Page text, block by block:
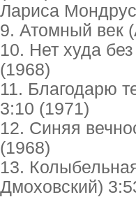
Лариса Мондрус
9. Атомный век
10. Нет худа
(1968)
11. Благодарю
3:10 (1971)
12. Синяя
(1968)
13.
Дмоховский)